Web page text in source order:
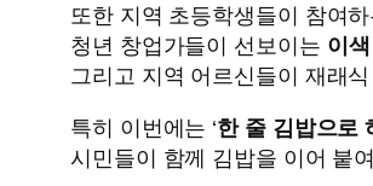
또한 지역 초등학생들이 참여하
청년 창업가들이 선보이는 이
그리고 지역 어르신들이 재래
특히 이번에는 ‘한 줄 김밥으로
시민들이 함께 김밥을 이어 붙여